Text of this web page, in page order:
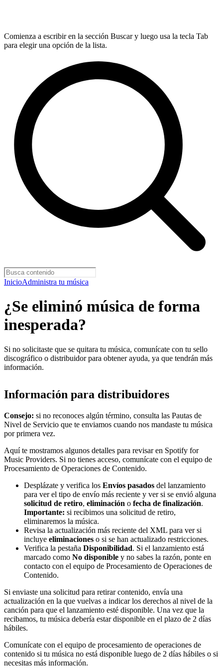
Comienza a escribir en la sección Buscar y luego usa la tecla Tab
para elegir una opción de la lista.
InicioAdministra tu música
¿Se eliminó música de forma
inesperada?
Si no solicitaste que se quitara tu música, comunícate con tu sello
discográfico o distribuidor para obtener ayuda, ya que tendrán más
información.
Información para distribuidores
Consejo: si no reconoces algún término, consulta las Pautas de
Nivel de Servicio que te enviamos cuando nos mandaste tu música
por primera vez.
Aquí te mostramos algunos detalles para revisar en Spotify for
Music Providers. Si no tienes acceso, comunícate con el equipo de
Procesamiento de Operaciones de Contenido.
Desplázate y verifica los Envíos pasados del lanzamiento
para ver el tipo de envío más reciente y ver si se envió alguna
solicitud de retiro, eliminación o fecha de finalización.
Importante: si recibimos una solicitud de retiro,
eliminaremos la música.
Revisa la actualización más reciente del XML para ver si
incluye eliminaciones o si se han actualizado restricciones.
Verifica la pestaña Disponibilidad. Si el lanzamiento está
marcado como No disponible y no sabes la razón, ponte en
contacto con el equipo de Procesamiento de Operaciones de
Contenido.
Si enviaste una solicitud para retirar contenido, envía una
actualización en la que vuelvas a indicar los derechos al nivel de la
canción para que el lanzamiento esté disponible. Una vez que la
recibamos, tu música debería estar disponible en el plazo de 2 días
hábiles.
Comunícate con el equipo de procesamiento de operaciones de
contenido si tu música no está disponible luego de 2 días hábiles o si
necesitas más información.